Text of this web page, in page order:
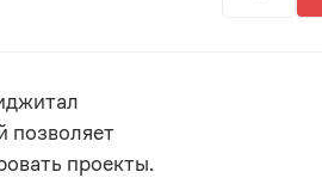
позволяет
проекты.